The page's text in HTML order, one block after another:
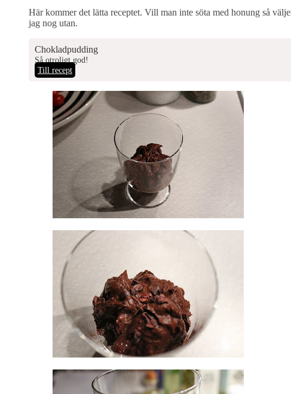
Här kommer det lätta receptet. Vill man inte söta med honung så
jag nog utan.
Chokladpudding
Så otroligt god!
Till recept